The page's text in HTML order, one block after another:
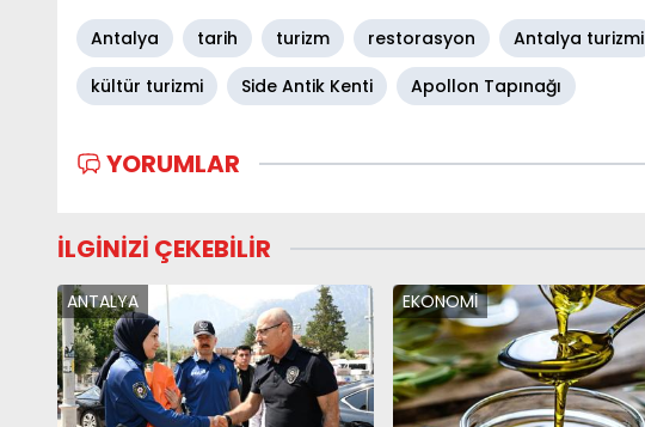
Antalya tarih turizm restorasyon Antalya turizmi
kültür turizmi
Side Antik Kenti Apollon Tapınağı
YORUMLAR
İLGİNİZİ ÇEKEBİLİR
ANTALYA EKONOMİ